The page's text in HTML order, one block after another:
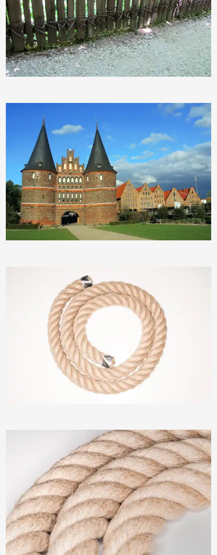
Minimax
duba1310
Klostermeier
Klostermeier